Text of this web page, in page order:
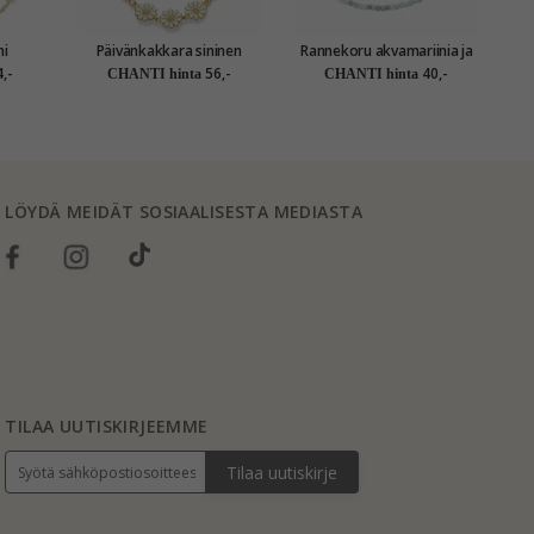
Päivänkakkara sininen
rannekoru kullattua
CHANTI hinta 56,-
Rannekoru akvamariinia ja
3 hematite - Loom Stones
CHANTI hinta 40,-
LÖYDÄ MEIDÄT SOSIAALISESTA MEDIASTA
TILAA UUTISKIRJEEMME
Tilaa uutiskirje